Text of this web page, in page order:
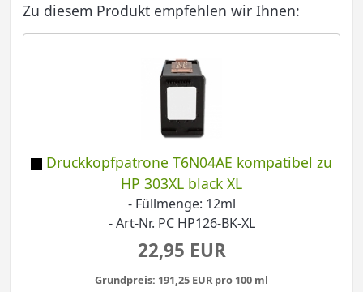
Zu diesem Produkt empfehlen wir Ihnen:
Druckkopfpatrone T6N04AE kompatibel zu
HP 303XL black XL
- Füllmenge: 12ml
- Art-Nr. PC HP126-BK-XL
22,95 EUR
Grundpreis: 191,25 EUR pro 100 ml